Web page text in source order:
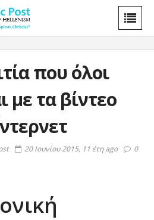
που όλοι
με τα βίντεο
20 Ιουνίου 2015, 11 έτη ago
0